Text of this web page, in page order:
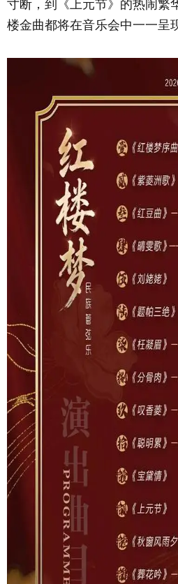
寸断，到《上元节》的热闹繁
楼金曲都将在音乐会中一一呈